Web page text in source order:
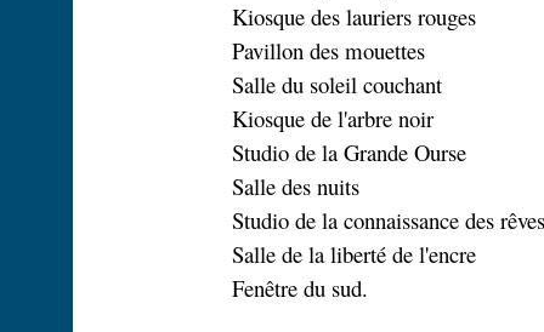
Kiosque des lauriers rouges
Pavillon des mouettes
Salle du soleil couchant
Kiosque de l'arbre noir
Studio de la Grande Ourse
Salle des nuits
Studio de la connaissance des rêves
Salle de la liberté de l'encre
Fenêtre du sud.